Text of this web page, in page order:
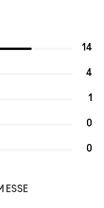
14
4
1
0
0
ESSE